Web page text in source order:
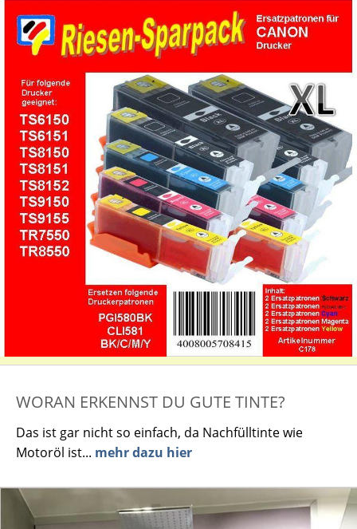
WORAN ERKENNST DU GUTE TINTE?
Das ist gar nicht so einfach, da Nachfülltinte wie
Motoröl ist... mehr dazu hier